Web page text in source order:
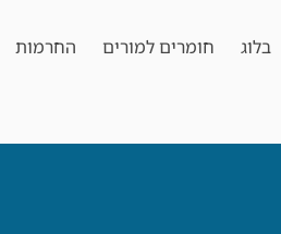
בלוג חומרים למורים החרמות